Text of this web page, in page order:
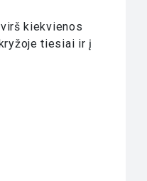
kiekvienos
tiesiai ir į